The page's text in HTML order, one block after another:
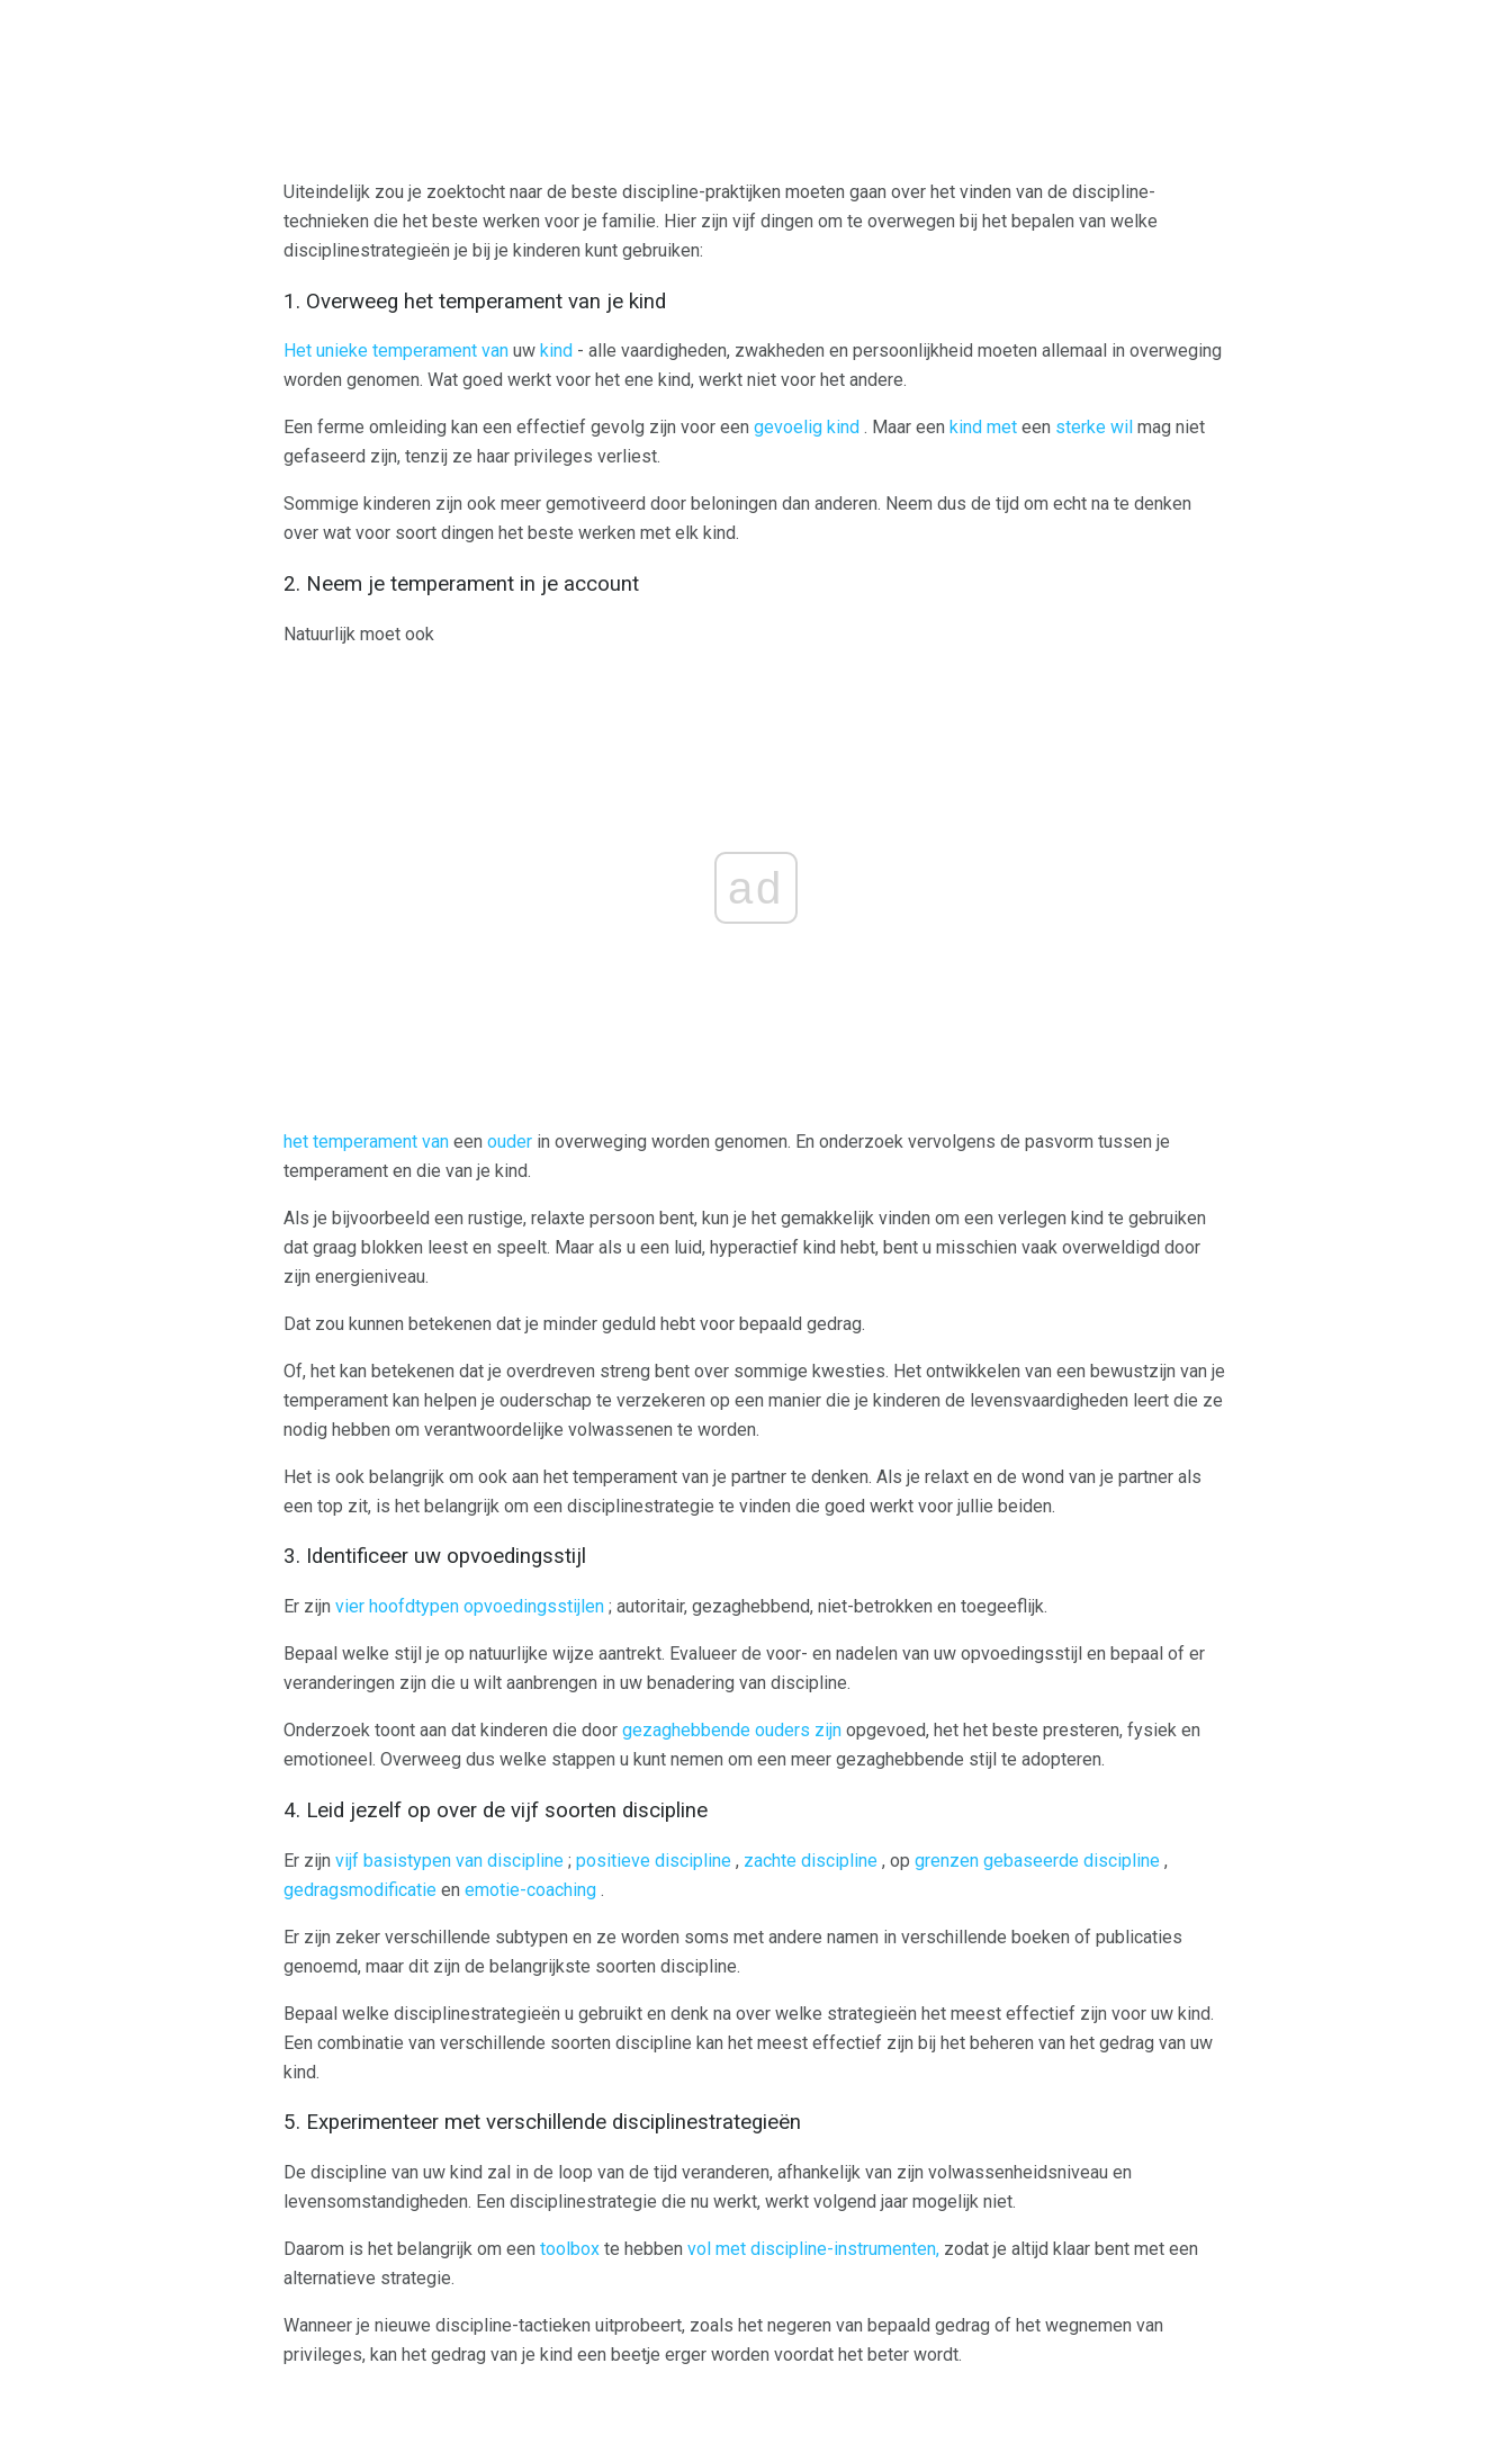
Uiteindelijk zou je zoektocht naar de beste discipline-praktijken moeten gaan over het vinden van de discipline-
technieken die het beste werken voor je familie. Hier zijn vijf dingen om te overwegen bij het bepalen van welke
disciplinestrategieën je bij je kinderen kunt gebruiken:
1. Overweeg het temperament van je kind
Het unieke temperament van uw kind - alle vaardigheden, zwakheden en persoonlijkheid moeten allemaal in overweging
worden genomen. Wat goed werkt voor het ene kind, werkt niet voor het andere.
Een ferme omleiding kan een effectief gevolg zijn voor een gevoelig kind . Maar een kind met een sterke wil mag niet
gefaseerd zijn, tenzij ze haar privileges verliest.
Sommige kinderen zijn ook meer gemotiveerd door beloningen dan anderen. Neem dus de tijd om echt na te denken
over wat voor soort dingen het beste werken met elk kind.
2. Neem je temperament in je account
Natuurlijk moet ook
ad
het temperament van een ouder in overweging worden genomen. En onderzoek vervolgens de pasvorm tussen je
temperament en die van je kind.
Als je bijvoorbeeld een rustige, relaxte persoon bent, kun je het gemakkelijk vinden om een ​​verlegen kind te gebruiken
dat graag blokken leest en speelt. Maar als u een luid, hyperactief kind hebt, bent u misschien vaak overweldigd door
zijn energieniveau.
Dat zou kunnen betekenen dat je minder geduld hebt voor bepaald gedrag.
Of, het kan betekenen dat je overdreven streng bent over sommige kwesties. Het ontwikkelen van een bewustzijn van je
temperament kan helpen je ouderschap te verzekeren op een manier die je kinderen de levensvaardigheden leert die ze
nodig hebben om verantwoordelijke volwassenen te worden.
Het is ook belangrijk om ook aan het temperament van je partner te denken. Als je relaxt en de wond van je partner als
een top zit, is het belangrijk om een ​​disciplinestrategie te vinden die goed werkt voor jullie beiden.
3. Identificeer uw opvoedingsstijl
Er zijn vier hoofdtypen opvoedingsstijlen ; autoritair, gezaghebbend, niet-betrokken en toegeeflijk.
Bepaal welke stijl je op natuurlijke wijze aantrekt. Evalueer de voor- en nadelen van uw opvoedingsstijl en bepaal of er
veranderingen zijn die u wilt aanbrengen in uw benadering van discipline.
Onderzoek toont aan dat kinderen die door gezaghebbende ouders zijn opgevoed, het het beste presteren, fysiek en
emotioneel. Overweeg dus welke stappen u kunt nemen om een ​​meer gezaghebbende stijl te adopteren.
4. Leid jezelf op over de vijf soorten discipline
Er zijn vijf basistypen van discipline ; positieve discipline , zachte discipline , op grenzen gebaseerde discipline ,
gedragsmodificatie en emotie-coaching .
Er zijn zeker verschillende subtypen en ze worden soms met andere namen in verschillende boeken of publicaties
genoemd, maar dit zijn de belangrijkste soorten discipline.
Bepaal welke disciplinestrategieën u gebruikt en denk na over welke strategieën het meest effectief zijn voor uw kind.
Een combinatie van verschillende soorten discipline kan het meest effectief zijn bij het beheren van het gedrag van uw
kind.
5. Experimenteer met verschillende disciplinestrategieën
De discipline van uw kind zal in de loop van de tijd veranderen, afhankelijk van zijn volwassenheidsniveau en
levensomstandigheden. Een disciplinestrategie die nu werkt, werkt volgend jaar mogelijk niet.
Daarom is het belangrijk om een toolbox te hebben vol met discipline-instrumenten, zodat je altijd klaar bent met een
alternatieve strategie.
Wanneer je nieuwe discipline-tactieken uitprobeert, zoals het negeren van bepaald gedrag of het wegnemen van
privileges, kan het gedrag van je kind een beetje erger worden voordat het beter wordt.